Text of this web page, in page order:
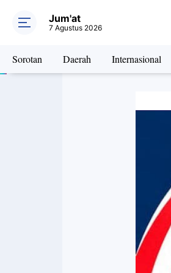
Jum'at
7 Agustus 2026
Sorotan Daerah Internasional